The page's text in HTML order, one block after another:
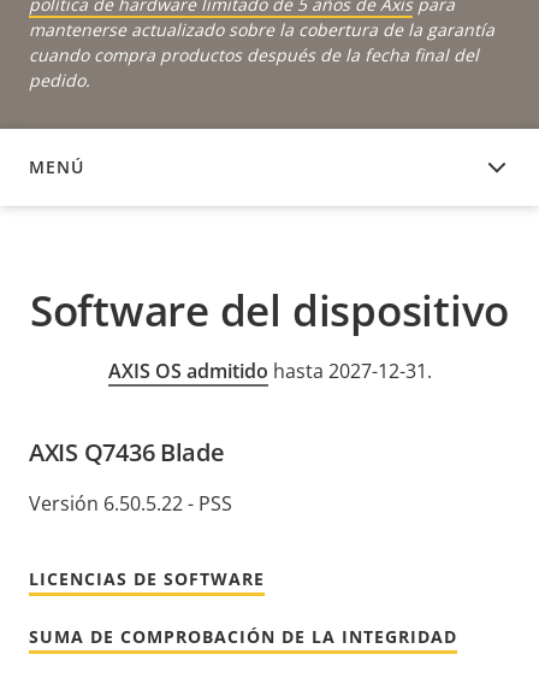
mantenerse actualizado sobre la cobertura de la garantía
cuando compra productos después de la fecha final del
pedido.
MENÚ
SOFTWARE DEL DISPOSITIVO
Software del dispositivo
AXIS OS admitido hasta 2027-12-31.
AXIS Q7436 Blade
Versión 6.50.5.22 - PSS
LICENCIAS DE SOFTWARE
SUMA DE COMPROBACIÓN DE LA INTEGRIDAD